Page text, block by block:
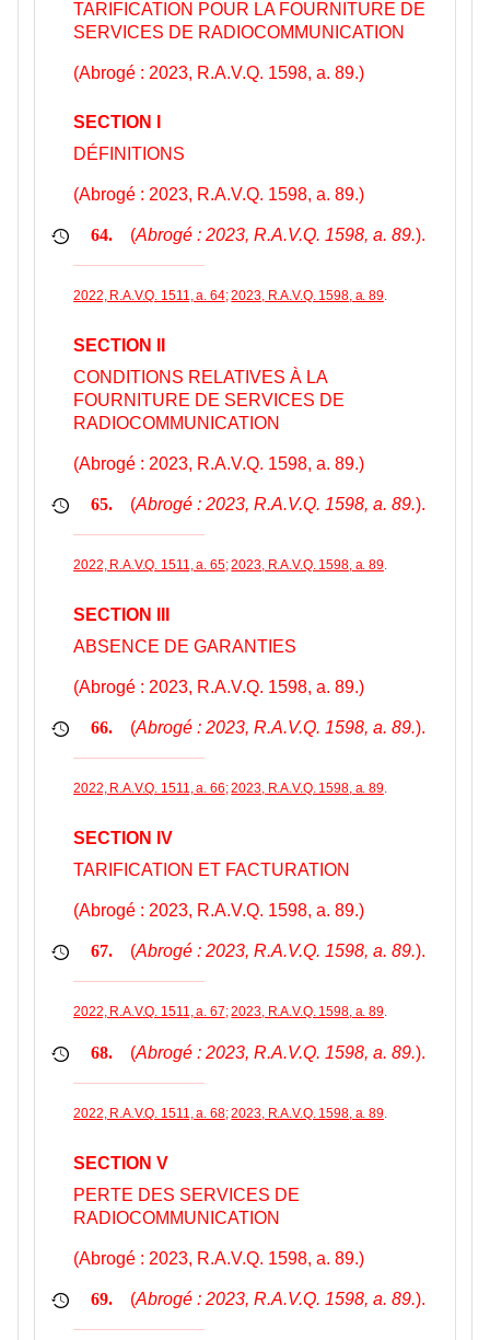
TARIFICATION POUR LA FOURNITURE DE
SERVICES DE RADIOCOMMUNICATION
(Abrogé : 2023, R.A.V.Q. 1598, a. 89.)
SECTION I
DÉFINITIONS
(Abrogé : 2023, R.A.V.Q. 1598, a. 89.)
64. (Abrogé : 2023, R.A.V.Q. 1598, a. 89.).
2022, R.A.V.Q. 1511, a. 64;2023, R.A.V.Q. 1598, a. 89.
SECTION II
CONDITIONS RELATIVES À LA
FOURNITURE DE SERVICES DE
RADIOCOMMUNICATION
(Abrogé : 2023, R.A.V.Q. 1598, a. 89.)
65. (Abrogé : 2023, R.A.V.Q. 1598, a. 89.).
2022, R.A.V.Q. 1511, a. 65;2023, R.A.V.Q. 1598, a. 89.
SECTION III
ABSENCE DE GARANTIES
(Abrogé : 2023, R.A.V.Q. 1598, a. 89.)
66. (Abrogé : 2023, R.A.V.Q. 1598, a. 89.).
2022, R.A.V.Q. 1511, a. 66;2023, R.A.V.Q. 1598, a. 89.
SECTION IV
TARIFICATION ET FACTURATION
(Abrogé : 2023, R.A.V.Q. 1598, a. 89.)
67. (Abrogé : 2023, R.A.V.Q. 1598, a. 89.).
2022, R.A.V.Q. 1511, a. 67;2023, R.A.V.Q. 1598, a. 89.
68. (Abrogé : 2023, R.A.V.Q. 1598, a. 89.).
2022, R.A.V.Q. 1511, a. 68;2023, R.A.V.Q. 1598, a. 89.
SECTION V
PERTE DES SERVICES DE
RADIOCOMMUNICATION
(Abrogé : 2023, R.A.V.Q. 1598, a. 89.)
69. (Abrogé : 2023, R.A.V.Q. 1598, a. 89.).